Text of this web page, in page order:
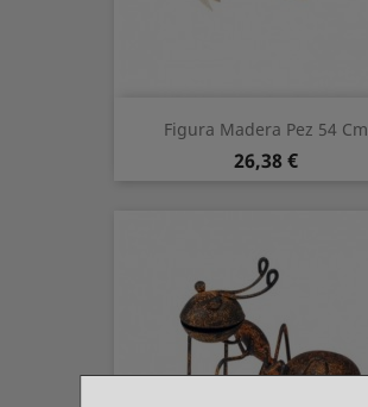
Figura Madera Pez 54 Cm
Precio
26,38 €